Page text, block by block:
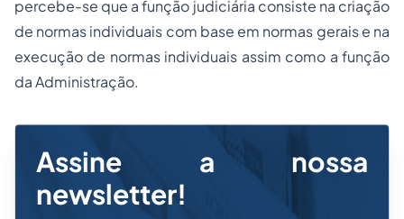
percebe-se que a função judiciária consiste na criação
de normas individuais com base em normas gerais e na
execução de normas individuais assim como a função
da Administração.
Assine a nossa
newsletter!